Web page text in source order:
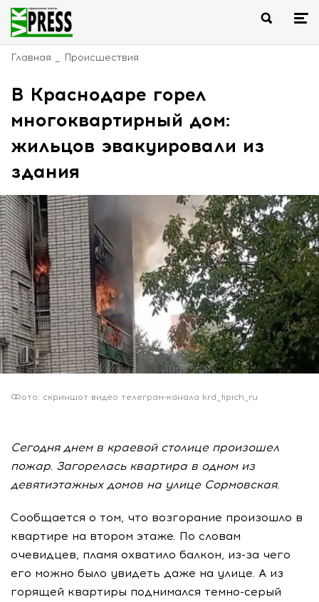
Главная Происшествия
В Краснодаре горел
многоквартирный дом:
жильцов эвакуировали из
здания
Фото: скриншот видео телеграм-канала krd_tipich_ru
Сегодня днем в краевой столице произошел
пожар. Загорелась квартира в одном из
девятиэтажных домов на улице Сормовская.
Сообщается о том, что возгорание произошло в
квартире на втором этаже. По словам
очевидцев, пламя охватило балкон, из-за чего
его можно было увидеть даже на улице. А из
горящей квартиры поднимался темно-серый